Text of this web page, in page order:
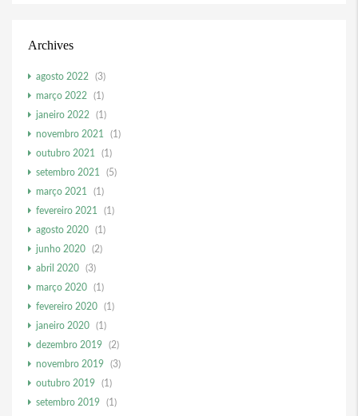
Archives
agosto 2022
(3)
março 2022
(1)
janeiro 2022
(1)
novembro 2021
(1)
outubro 2021
(1)
setembro 2021
(5)
março 2021
(1)
fevereiro 2021
(1)
agosto 2020
(1)
junho 2020
(2)
abril 2020
(3)
março 2020
(1)
fevereiro 2020
(1)
janeiro 2020
(1)
dezembro 2019
(2)
novembro 2019
(3)
outubro 2019
(1)
setembro 2019
(1)